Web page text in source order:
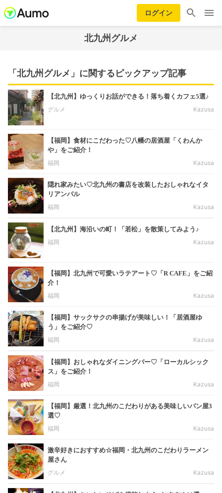
ログイン
北九州グルメ
「北九州グルメ」に関するピックアップ記事
【北九州】ゆっくりお話ができる！落ち着くカフェ5選♪
グルメ
Kazusa
【福岡】食材にこだわった♡八幡の居酒屋「くわんか
や」をご紹介！
福岡
Kazusa
隠れ家みたい♡北九州の書店を改装したおしゃれなイタ
リアンバル
福岡
Kazusa
【北九州】海沿いの町！「若松」を散策してみよう♪
福岡
Kazusa
【福岡】北九州で可愛いラテアート♡「R CAFE」をご紹
介！
福岡
Kazusa
【福岡】サックサクの串揚げが美味しい！「居酒屋ゆ
う」をご紹介♡
福岡
Kazusa
【福岡】おしゃれなダイニングバー♡「ローカルシック
ス」をご紹介！
福岡
Kazusa
【福岡】厳選！北九州のこだわりがある美味しいパン屋3
選♡
福岡
Kazusa
激辛好きにおすすめ☆福岡・北九州のこだわりラーメン
屋さん
グルメ
Kazusa